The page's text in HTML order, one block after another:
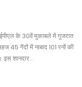
के 30वें मुकाबले में गुजरात
45 गेंदों में नाबाद 101 रनों की
इस शानदार…